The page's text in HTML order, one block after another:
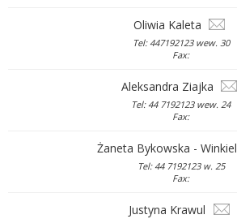
Oliwia Kaleta
Tel: 447192123 wew. 30
Fax:
Aleksandra Ziajka
Tel: 44 7192123 wew. 24
Fax:
Żaneta Bykowska - Winkiel
Tel: 44 7192123 w. 25
Fax:
Justyna Krawul